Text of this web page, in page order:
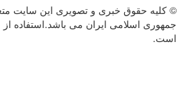
© کليه حقوق خبری و تصويری اين سايت
جمهوری اسلامی ایران می باشد.استفاده از
است.